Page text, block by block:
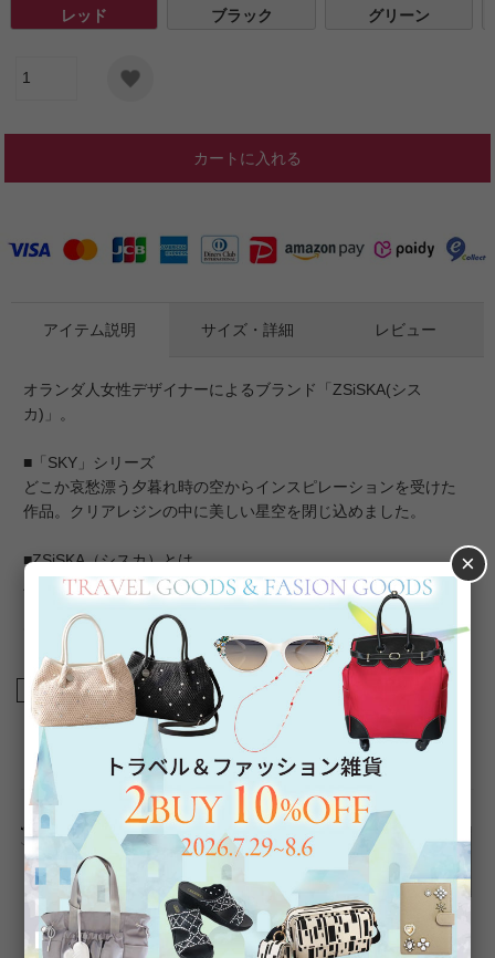
レッド ブラック グリーン
カートに入れる
アイテム説明
オランダ人女性デザイナーによるブランド「ZSiSKA(シス
カ)」。
■「SKY」シリーズ
どこか哀愁漂う夕暮れ時の空からインスピレーションを受けた
作品。クリアレジンの中に美しい星空を閉じ込めました。
■ZSiSKA（シスカ）とは
上質な樹脂、ポリエステルレジンの特性を活かし、ガラスのよ
うな質感を再現しつつも、軽くてつけやすいことで人気を博し
ています。
サイズ・詳細 レビュー
商品番号 3191045
返品について
×